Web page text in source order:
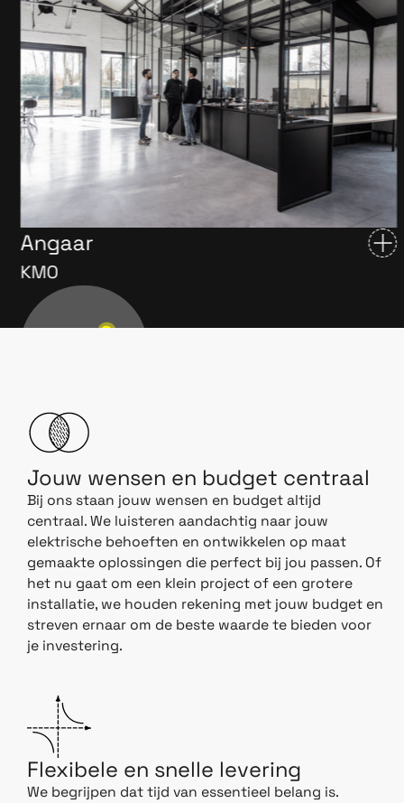
Angaar
KMO
Jouw wensen en budget centraal
Bij ons staan jouw wensen en budget altijd
centraal. We luisteren aandachtig naar jouw
elektrische behoeften en ontwikkelen op maat
gemaakte oplossingen die perfect bij jou passen. Of
het nu gaat om een klein project of een grotere
installatie, we houden rekening met jouw budget en
streven ernaar om de beste waarde te bieden voor
je investering.
Flexibele en snelle levering
We begrijpen dat tijd van essentieel belang is.